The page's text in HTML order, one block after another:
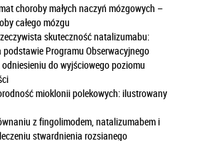
choroby małych naczyń mózgowych –
całego mózgu
skuteczność natalizumabu:
Programu Obserwacyjnego
do wyjściowego poziomu
mioklonii polekowych: ilustrowany
z fingolimodem, natalizumabem i
stwardnienia rozsianego